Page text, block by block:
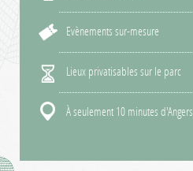
Evènements sur-mesure
Lieux privatisables sur le parc
À seulement 10 minutes d'Angers